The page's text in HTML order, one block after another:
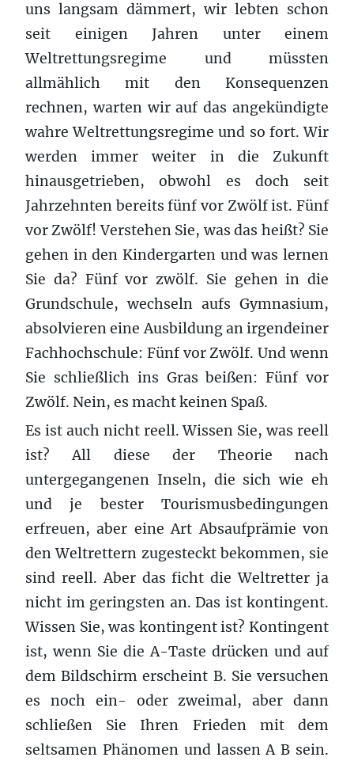
uns langsam dämmert, wir lebten schon
seit einigen Jahren unter einem
Weltrettungsregime und müssten
allmählich mit den Konsequenzen
rechnen, warten wir auf das angekündigte
wahre Weltrettungsregime und so fort. Wir
werden immer weiter in die Zukunft
hinausgetrieben, obwohl es doch seit
Jahrzehnten bereits fünf vor Zwölf ist. Fünf
vor Zwölf! Verstehen Sie, was das heißt? Sie
gehen in den Kindergarten und was lernen
Sie da? Fünf vor zwölf. Sie gehen in die
Grundschule, wechseln aufs Gymnasium,
absolvieren eine Ausbildung an irgendeiner
Fachhochschule: Fünf vor Zwölf. Und wenn
Sie schließlich ins Gras beißen: Fünf vor
Zwölf. Nein, es macht keinen Spaß.
Es ist auch nicht reell. Wissen Sie, was reell
ist? All diese der Theorie nach
untergegangenen Inseln, die sich wie eh
und je bester Tourismusbedingungen
erfreuen, aber eine Art Absaufprämie von
den Weltrettern zugesteckt bekommen, sie
sind reell. Aber das ficht die Weltretter ja
nicht im geringsten an. Das ist kontingent.
Wissen Sie, was kontingent ist? Kontingent
ist, wenn Sie die A-Taste drücken und auf
dem Bildschirm erscheint B. Sie versuchen
es noch ein- oder zweimal, aber dann
schließen Sie Ihren Frieden mit dem
seltsamen Phänomen und lassen A B sein.